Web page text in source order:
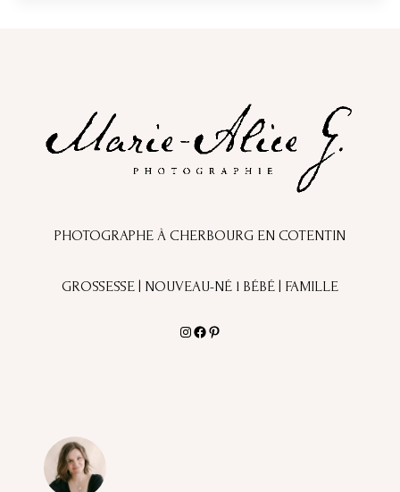
PHOTOGRAPHE À CHERBOURG EN COTENTIN
GROSSESSE | NOUVEAU-NÉ l BÉBÉ | FAMILLE
Instagram
Facebook
Pinterest